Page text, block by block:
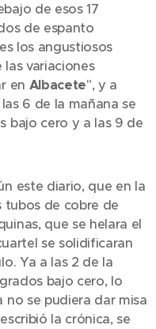
de esos 17
de espanto
los angustiosos
variaciones
en Albacete", y a
6 de la mañana se
bajo cero y a las 9 de
este diario, que en la
tubos de cobre de
que se helara el
se solidificaran
Ya a las 2 de la
bajo cero, lo
se pudiera dar misa
la crónica, se